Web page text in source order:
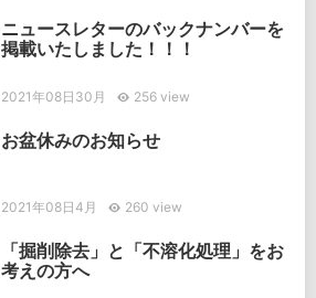
ニュースレターのバックナンバーを
掲載いたしました！！！
2021年08日30月 256 view
お盆休みのお知らせ
2021年08日4月 260 view
「掘削除去」と「不溶化処理」をお
考えの方へ